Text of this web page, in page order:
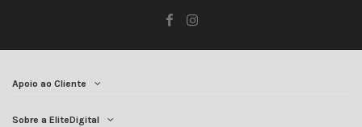
Apoio ao Cliente
Sobre a EliteDigital